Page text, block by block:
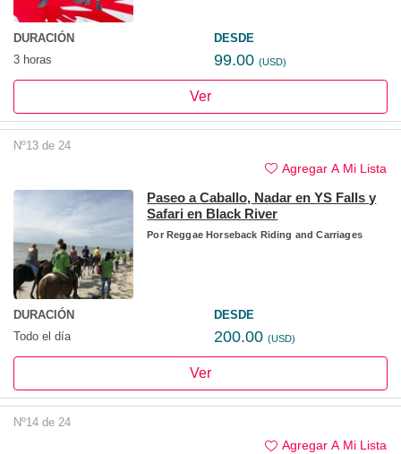
DURACIÓN
3 horas
DESDE
99.00 (USD)
Ver
Nº13 de 24
Agregar A Mi Lista
Paseo a Caballo, Nadar en YS Falls y
Safari en Black River
PorReggae Horseback Riding and Carriages
DURACIÓN
Todo el día
DESDE
200.00 (USD)
Ver
Nº14 de 24
Agregar A Mi Lista